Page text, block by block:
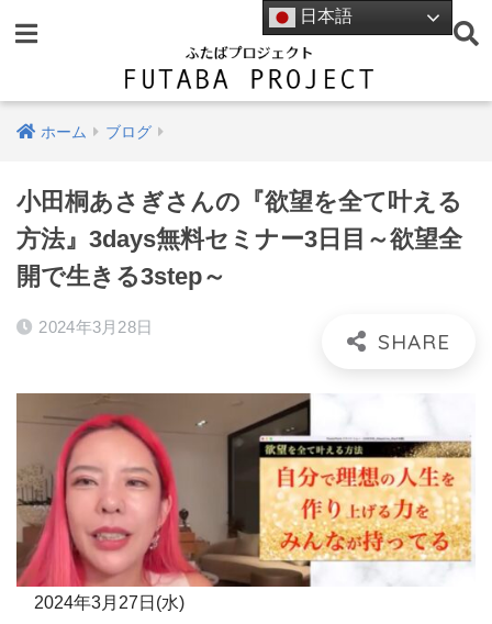
ホーム ブログ
小田桐あさぎさんの『欲望を全て叶える
方法』3days無料セミナー3日目～欲望全
開で生きる3step～
2024年3月28日
2024年3月27日(水)
日本語